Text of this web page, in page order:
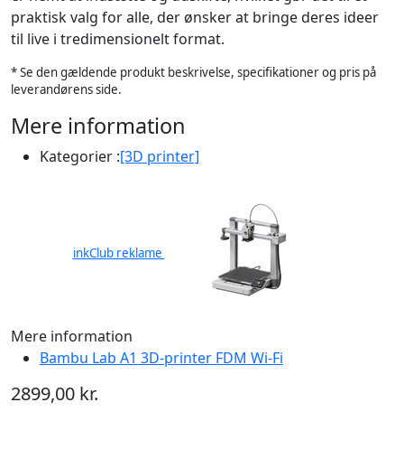
praktisk valg for alle, der ønsker at bringe deres ideer
til live i tredimensionelt format.
* Se den gældende produkt beskrivelse, specifikationer og pris på
leverandørens side.
Mere information
Kategorier :[3D printer]
inkClub reklame
Mere information
Bambu Lab A1 3D-printer FDM Wi-Fi
2899,00 kr.